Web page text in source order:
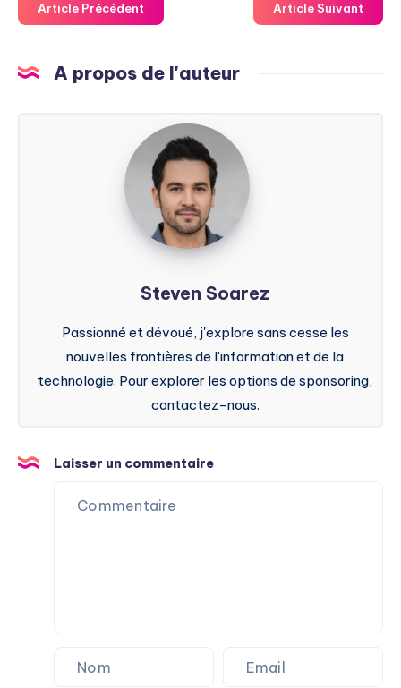
Article Précédent Article Suivant
A propos de l'auteur
Steven
Soarez
Steven Soarez
Passionné et dévoué, j'explore sans cesse les
nouvelles frontières de l'information et de la
technologie. Pour explorer les options de sponsoring,
contactez-nous.
Laisser un commentaire